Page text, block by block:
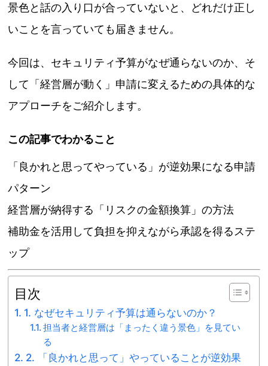
景色と話の入り口が合っていないと、どれだけ正し
いことを言っていても届きません。
今回は、セキュリティ予算がなぜ通らないのか、そ
して「経営層が動く」申請に変えるための具体的な
アプローチをご紹介します。
この記事でわかること
「良かれと思ってやっている」が逆効果になる申請
パターン
経営層が納得する「リスクの金額換算」の方法
補助金を活用して負担を抑えながら承認を得るステ
ップ
目次
1. なぜセキュリティ予算は通らないのか？
担当者と経営層は「まったく違う景色」を見てい
る
2. 「良かれと思って」やっていることが逆効果